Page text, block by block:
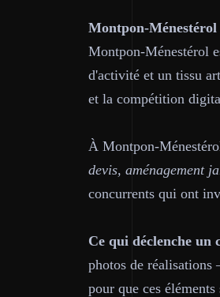
Montpon-Ménestérol
Montpon-Ménestérol
d'activité et un tissu
et la compétition
À Montpon-
devis, aménagement
concurrents qui ont
Ce qui déclenche un
photos de
pour que ces